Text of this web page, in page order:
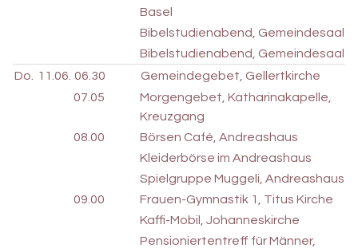
Basel
Bibelstudienabend, Gemeindesaal
Bibelstudienabend, Gemeindesaal
Do.
11.06. 06.30
Gemeindegebet, Gellertkirche
07.05
Morgengebet, Katharinakapelle,
Kreuzgang
08.00
Börsen Café, Andreashaus
Kleiderbörse im Andreashaus
Spielgruppe Muggeli, Andreashaus
09.00
Frauen-Gymnastik 1, Titus Kirche
Kaffi-Mobil, Johanneskirche
Pensioniertentreff für Männer,